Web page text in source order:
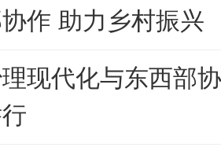
作 助力乡村振兴
现代化与东西部